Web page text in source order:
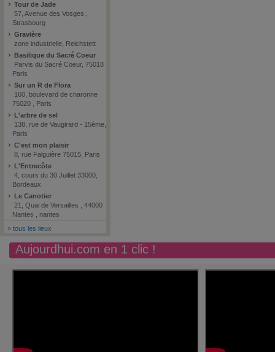
Tour de Jade
57, Avenue des Vosges ,
Strasbourg
Gravière
zone industrielle, Reichstett
Basilique du Sacré Coeur
Parvis du Sacré Coeur, 75018
Paris
Sur un R de Flora
160, boulevard de charonne
75020 , Paris
L'arbre de sel
138, rue de Vaugirard - 15ème,
Paris
C'est mon plaisir
8, rue Falguière 75015, Paris
L'Entrecôte
4, cours du 30 Juillet 33000,
Bordeaux
Le Canotier
21, Quai de Versailles , 44000
Nantes , nantes
» tous les lieux
Aujourdhui.com en 1 clic !